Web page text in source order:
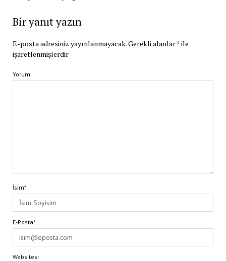
Bir yanıt yazın
E-posta adresiniz yayınlanmayacak.Gerekli alanlar*ile
işaretlenmişlerdir
Yorum
İsim*
E-Posta*
Websitesi